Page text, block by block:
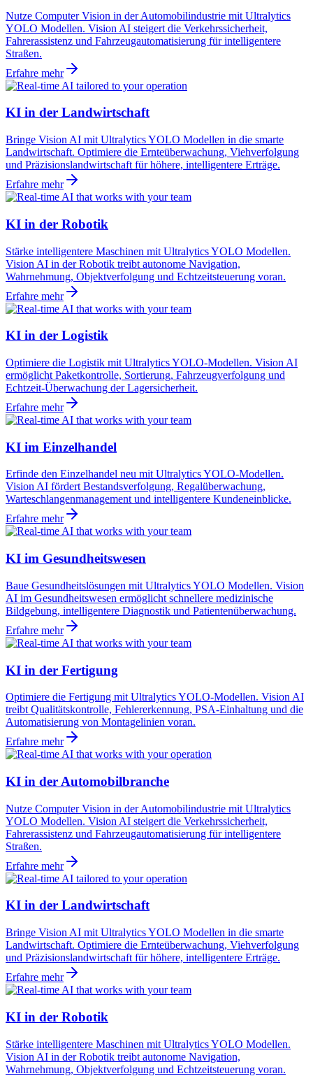
Nutze Computer Vision in der Automobilindustrie mit Ultralytics
YOLO Modellen. Vision AI steigert die Verkehrssicherheit,
Fahrerassistenz und Fahrzeugautomatisierung für intelligentere
Straßen.
Erfahre mehr
KI in der Landwirtschaft
Bringe Vision AI mit Ultralytics YOLO Modellen in die smarte
Landwirtschaft. Optimiere die Ernteüberwachung, Viehverfolgung
und Präzisionslandwirtschaft für höhere, intelligentere Erträge.
Erfahre mehr
KI in der Robotik
Stärke intelligentere Maschinen mit Ultralytics YOLO Modellen.
Vision AI in der Robotik treibt autonome Navigation,
Wahrnehmung, Objektverfolgung und Echtzeitsteuerung voran.
Erfahre mehr
KI in der Logistik
Optimiere die Logistik mit Ultralytics YOLO-Modellen. Vision AI
ermöglicht Paketkontrolle, Sortierung, Fahrzeugverfolgung und
Echtzeit-Überwachung der Lagersicherheit.
Erfahre mehr
KI im Einzelhandel
Erfinde den Einzelhandel neu mit Ultralytics YOLO-Modellen.
Vision AI fördert Bestandsverfolgung, Regalüberwachung,
Warteschlangenmanagement und intelligentere Kundeneinblicke.
Erfahre mehr
KI im Gesundheitswesen
Baue Gesundheitslösungen mit Ultralytics YOLO Modellen. Vision
AI im Gesundheitswesen ermöglicht schnellere medizinische
Bildgebung, intelligentere Diagnostik und Patientenüberwachung.
Erfahre mehr
KI in der Fertigung
Optimiere die Fertigung mit Ultralytics YOLO-Modellen. Vision AI
treibt Qualitätskontrolle, Fehlererkennung, PSA-Einhaltung und die
Automatisierung von Montagelinien voran.
Erfahre mehr
KI in der Automobilbranche
Nutze Computer Vision in der Automobilindustrie mit Ultralytics
YOLO Modellen. Vision AI steigert die Verkehrssicherheit,
Fahrerassistenz und Fahrzeugautomatisierung für intelligentere
Straßen.
Erfahre mehr
KI in der Landwirtschaft
Bringe Vision AI mit Ultralytics YOLO Modellen in die smarte
Landwirtschaft. Optimiere die Ernteüberwachung, Viehverfolgung
und Präzisionslandwirtschaft für höhere, intelligentere Erträge.
Erfahre mehr
KI in der Robotik
Stärke intelligentere Maschinen mit Ultralytics YOLO Modellen.
Vision AI in der Robotik treibt autonome Navigation,
Wahrnehmung, Objektverfolgung und Echtzeitsteuerung voran.